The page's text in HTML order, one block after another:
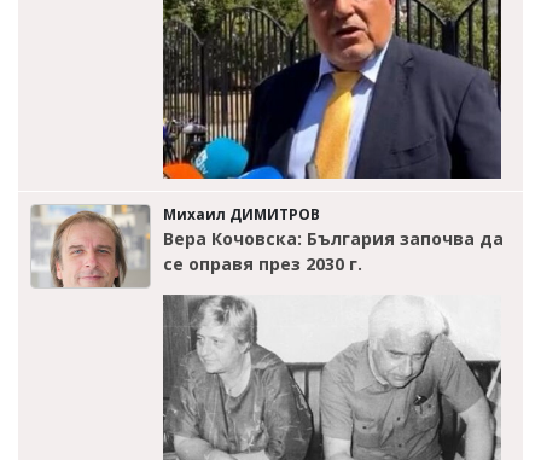
Михаил ДИМИТРОВ
Вера Кочовска: България започва да
се оправя през 2030 г.